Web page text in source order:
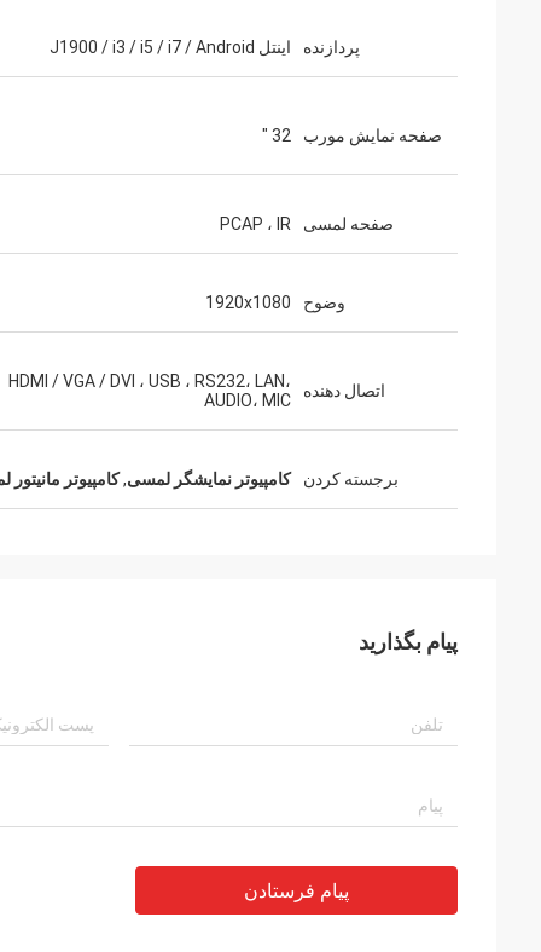
پردازنده اینتل J1900 / i3 / i5 / i7 / Android
صفحه نمایش مورب 32 "
صفحه لمسی PCAP ، IR
وضوح 1920x1080
اتصال دهنده
HDMI / VGA / DVI ، USB ، RS232، LAN،
AUDIO، MIC
برجسته کردن کامپیوتر نمایشگر لمسی,کامپیوتر
پیام بگذارید
پیام فرستادن